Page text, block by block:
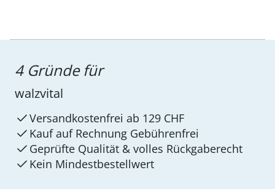
4 Gründe für
walzvital
Versandkostenfrei ab 129 CHF
Kauf auf Rechnung Gebührenfrei
Geprüfte Qualität & volles Rückgaberecht
Kein Mindest­bestellwert